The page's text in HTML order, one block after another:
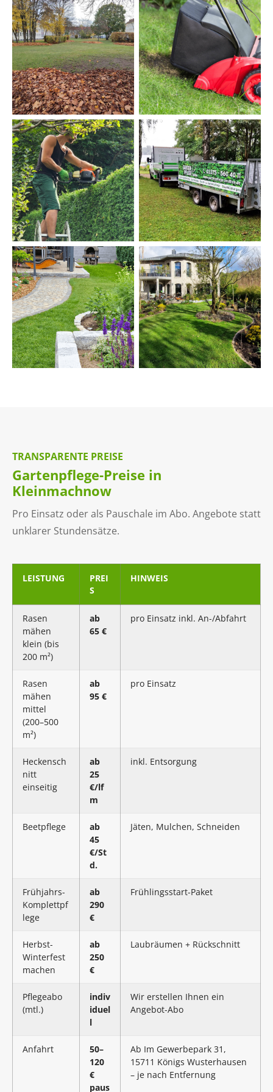
TRANSPARENTE PREISE
Gartenpflege-Preise in
Kleinmachnow
Pro Einsatz oder als Pauschale im Abo. Angebote statt
unklarer Stundensätze.
LEISTUNG
PREI
S
HINWEIS
Rasen
mähen
klein (bis
200 m²)
ab
65 €
pro Einsatz inkl. An-/Abfahrt
Rasen
mähen
mittel
(200–500
m²)
ab
95 €
pro Einsatz
Heckensch
nitt
einseitig
ab
25
€/lf
m
inkl. Entsorgung
Beetpflege
ab
45
€/St
d.
Jäten, Mulchen, Schneiden
Frühjahrs-
Komplettpf
lege
ab
290
€
Frühlingsstart-Paket
Herbst-
Winterfest
machen
ab
250
€
Laubräumen + Rückschnitt
Pflegeabo
(mtl.)
indiv
iduel
l
Wir erstellen Ihnen ein
Angebot-Abo
Anfahrt
50–
120
€
paus
Ab Im Gewerbepark 31,
15711 Königs Wusterhausen
– je nach Entfernung